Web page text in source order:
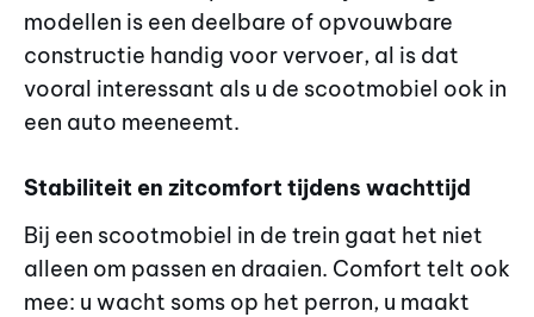
modellen is een deelbare of opvouwbare
constructie handig voor vervoer, al is dat
vooral interessant als u de scootmobiel ook in
een auto meeneemt.
Stabiliteit en zitcomfort tijdens wachttijd
Bij een scootmobiel in de trein gaat het niet
alleen om passen en draaien. Comfort telt ook
mee: u wacht soms op het perron, u maakt